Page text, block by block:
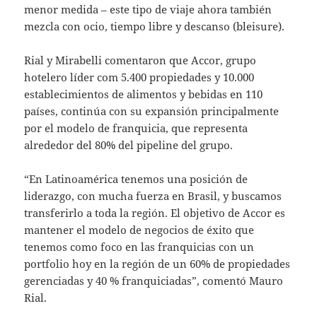
menor medida – este tipo de viaje ahora también
mezcla con ocio, tiempo libre y descanso (bleisure).
Rial y Mirabelli comentaron que Accor, grupo
hotelero líder com 5.400 propiedades y 10.000
establecimientos de alimentos y bebidas en 110
países, continúa con su expansión principalmente
por el modelo de franquicia, que representa
alrededor del 80% del pipeline del grupo.
“En Latinoamérica tenemos una posición de
liderazgo, con mucha fuerza en Brasil, y buscamos
transferirlo a toda la región. El objetivo de Accor es
mantener el modelo de negocios de éxito que
tenemos como foco en las franquicias con un
portfolio hoy en la región de un 60% de propiedades
gerenciadas y 40 % franquiciadas”, comentó Mauro
Rial.